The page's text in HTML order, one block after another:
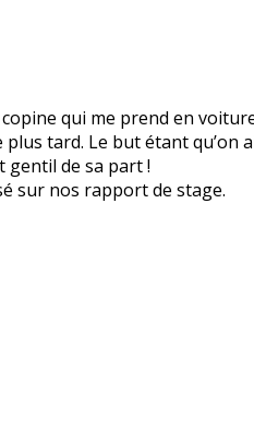
qui me prend en
tard. Le but étant
gentil de sa part !
sur nos rapport de stage.